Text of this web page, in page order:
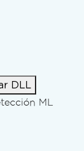
DLL
ML